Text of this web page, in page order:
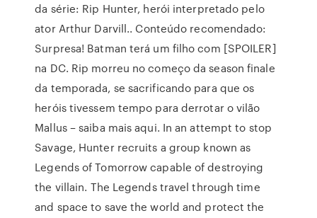
da série: Rip Hunter, herói interpretado pelo
ator Arthur Darvill.. Conteúdo recomendado:
Surpresa! Batman terá um filho com [SPOILER]
na DC. Rip morreu no começo da season finale
da temporada, se sacrificando para que os
heróis tivessem tempo para derrotar o vilão
Mallus – saiba mais aqui. In an attempt to stop
Savage, Hunter recruits a group known as
Legends of Tomorrow capable of destroying
the villain. The Legends travel through time
and space to save the world and protect the